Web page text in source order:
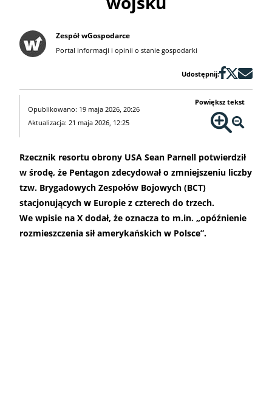
Zespół wGospodarce
Portal informacji i opinii o stanie gospodarki
Udostępnij:
Opublikowano: 19 maja 2026, 20:26
Aktualizacja: 21 maja 2026, 12:25
Powiększ tekst
Rzecznik resortu obrony USA Sean Parnell potwierdził
w środę, że Pentagon zdecydował o zmniejszeniu liczby
tzw. Brygadowych Zespołów Bojowych (BCT)
stacjonujących w Europie z czterech do trzech.
We wpisie na X dodał, że oznacza to m.in. „opóźnienie
rozmieszczenia sił amerykańskich w Polsce”.